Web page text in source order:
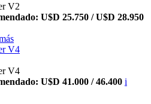
V2
U$D 25.750 / U$D 28.950
V4
V4
U$D 41.000 / 46.400 i